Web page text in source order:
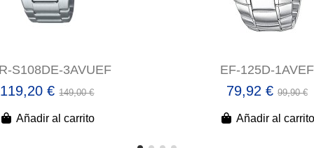
S108DE-3AVUEF
119,20 €149,00 €
Añadir al carrito
EF-125D-1AVEF
79,92 € 99,90 €
Añadir al carrito